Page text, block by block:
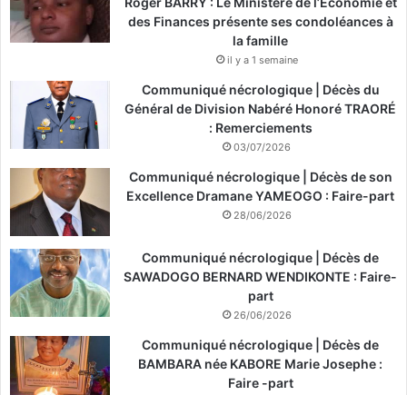
des Finances présente ses condoléances à
la famille
il y a 1 semaine
Communiqué nécrologique | Décès du
Général de Division Nabéré Honoré TRAORÉ
: Remerciements
03/07/2026
Communiqué nécrologique | Décès de son
Excellence Dramane YAMEOGO : Faire-part
28/06/2026
Communiqué nécrologique | Décès de
SAWADOGO BERNARD WENDIKONTE : Faire-
part
26/06/2026
Communiqué nécrologique | Décès de
BAMBARA née KABORE Marie Josephe :
Faire -part